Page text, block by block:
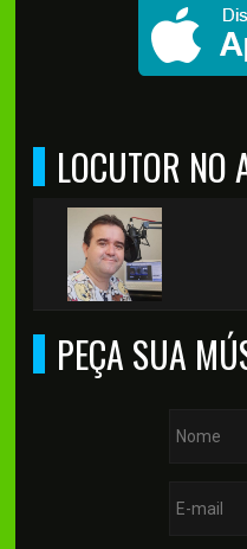
LOCUTOR NO
PEÇA SUA